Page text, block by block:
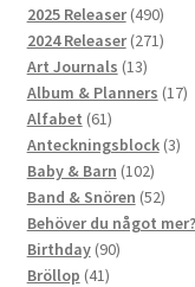
2025 Releaser 490490
2024 Releaser 271271
Art Journals 1313
Album & Planners 1717
Alfabet 6161
produkter
Anteckningsblock 33
Baby & Barn 102102
Band & Snören 5252
Behöver du något mer?
Birthday 9090
Bröllop 4141